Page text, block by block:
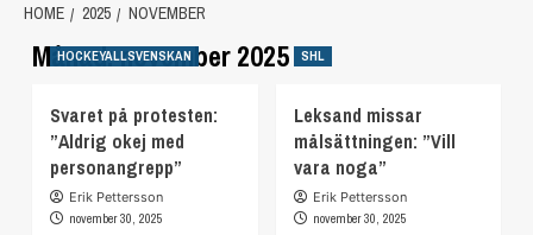
HOME 2025 NOVEMBER
Månad:november 2025
HOCKEYALLSVENSKAN
Svaret på protesten:
”Aldrig okej med
personangrepp”
Erik Pettersson
november 30, 2025
SHL
Leksand missar
målsättningen: ”Vill
vara noga”
Erik Pettersson
november 30, 2025